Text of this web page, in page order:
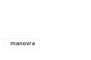
manovra